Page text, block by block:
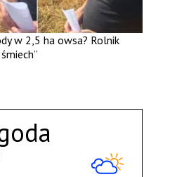
w 2,5 ha owsa? Rolnik